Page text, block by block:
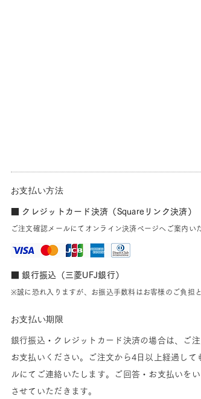
お支払い方法
■ クレジットカード決済（Squareリンク決済）
ご注文確認メールにてオンライン決済ページへご案内い
■ 銀行振込（三菱UFJ銀行）
※誠に恐れ入りますが、お振込手数料はお客様のご負担
お支払い期限
銀行振込・クレジットカード決済の場合は、ご
お支払いください。ご注文から4日以上経過し
ルにてご連絡いたします。ご回答・お支払いを
させていただきます。